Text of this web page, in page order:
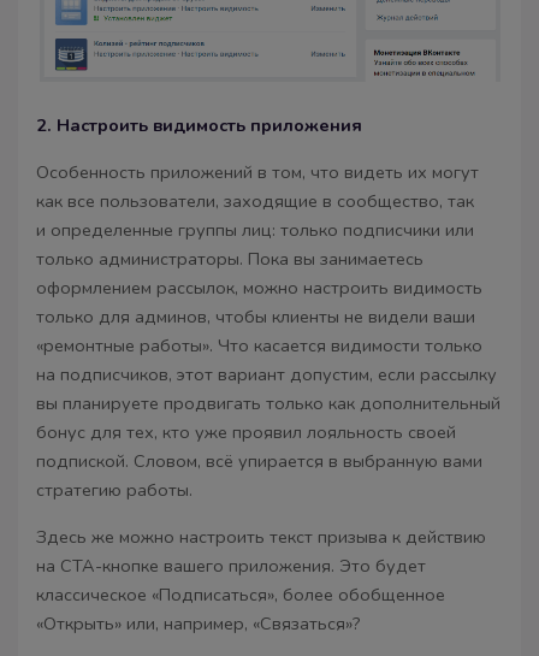
2. Настроить видимость приложения
Особенность приложений в том, что видеть их могут
как все пользователи, заходящие в сообщество, так
и определенные группы лиц: только подписчики или
только администраторы. Пока вы занимаетесь
оформлением рассылок, можно настроить видимость
только для админов, чтобы клиенты не видели ваши
«ремонтные работы». Что касается видимости только
на подписчиков, этот вариант допустим, если рассылку
вы планируете продвигать только как дополнительный
бонус для тех, кто уже проявил лояльность своей
подпиской. Словом, всё упирается в выбранную вами
стратегию работы.
Здесь же можно настроить текст призыва к действию
на CTA-кнопке вашего приложения. Это будет
классическое «Подписаться», более обобщенное
«Открыть» или, например, «Связаться»?